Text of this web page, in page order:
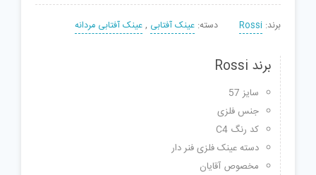
برند: Rossi دسته: عینک آفتابی ,عینک آفتابی مردانه
برند Rossi
سایز 57
جنس فلزی
کد رنگ C4
دسته عینک فلزی فنر دار
مخصوص آقایان